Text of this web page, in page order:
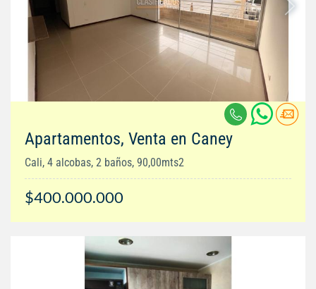
Apartamentos, Venta en Caney
Cali, 4 alcobas, 2 baños, 90,00mts2
$400.000.000